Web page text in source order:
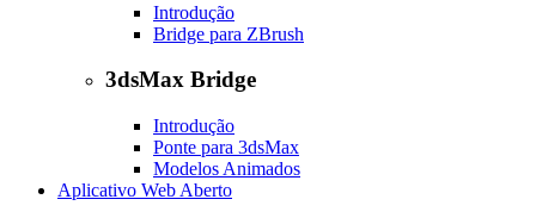
Introdução
Bridge para ZBrush
3dsMax Bridge
Introdução
Ponte para 3dsMax
Modelos Animados
Aplicativo Web Aberto